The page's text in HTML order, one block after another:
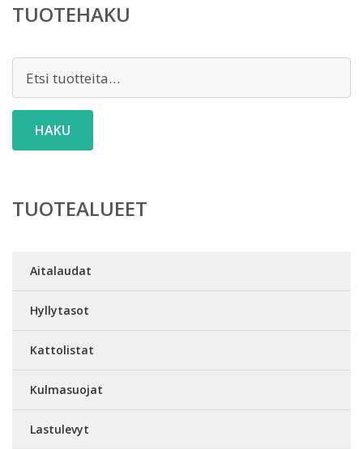
TUOTEHAKU
HAKU
TUOTEALUEET
Aitalaudat
Hyllytasot
Kattolistat
Kulmasuojat
Lastulevyt